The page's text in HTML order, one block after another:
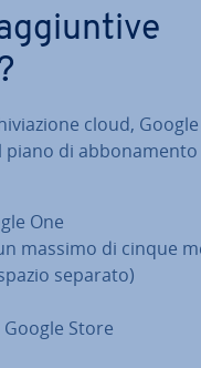
cloud,
di ab­bo­na­men­to
One
massimo di cinque
separato)
Store